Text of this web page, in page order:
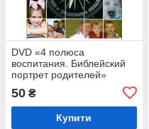
DVD «4 полюса
воспитания. Библейский
портрет родителей»
50 ₴
Купити